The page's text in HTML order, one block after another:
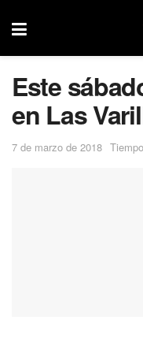
Este
en Las
7 de marzo de 2018